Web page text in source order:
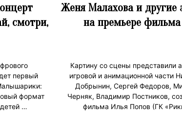
смотри,
первый
формат
…
Женя Малахова и другие
на премьере
Картину со сцены представили
игровой и анимационной части
Добрынин, Сергей Федоров,
Черняк, Владимир Постников,
фильма Илья Попов (ГК